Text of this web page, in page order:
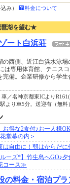
み） 料金について
琶湖を望む★
ート白浜荘
の西側、近江白浜水泳
は専用体育館、テニス
完備。企業研修から学
車／名神京都東ICより
より車5分。送迎有（無
お得な2食付♪お一人様
堂幕の内＞
は自由に！朝はからだ
ルーズ*】竹生島へGO♪
コース≫
の料金・宿泊プ